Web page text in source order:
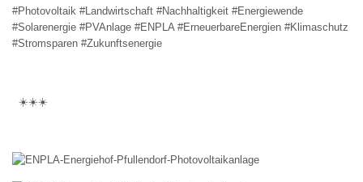
#Photovoltaik #Landwirtschaft #Nachhaltigkeit #Energiewende
#Solarenergie #PVAnlage #ENPLA #ErneuerbareEnergien #Klimaschutz
#Stromsparen #Zukunftsenergie
☀️☀️☀️